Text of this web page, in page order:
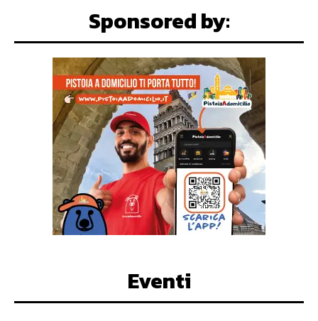
Sponsored by:
Eventi